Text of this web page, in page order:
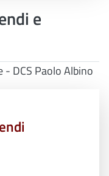
e
- DCS Paolo Albino